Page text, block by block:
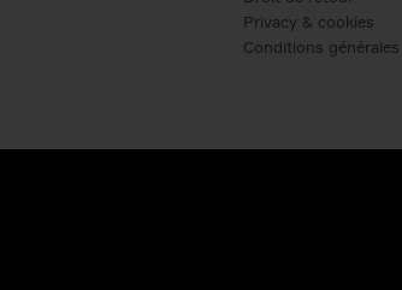
Privacy & cookies
Conditions générales